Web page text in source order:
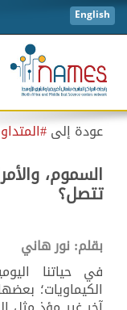
English
عودة إلى
السموم،
تتصل؟
بقلم: نور هاني
في حياتنا
الكيماويات؛